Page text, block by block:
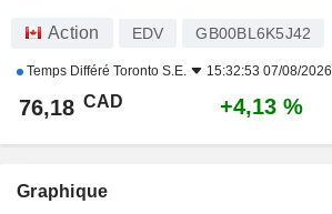
Action EDV GB00BL6K5J42
Temps Différé Toronto S.E. 15:32:53 07/08/2026
76,18 CAD +4,13 %
Graphique